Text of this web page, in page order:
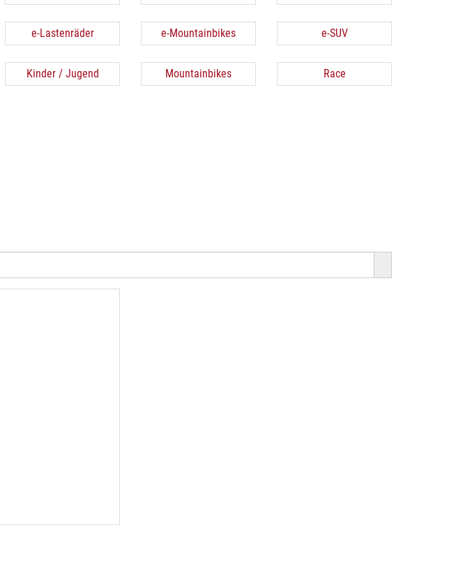
e-Lastenräder e-Mountainbikes e-SUV
Kinder / Jugend Mountainbikes Race